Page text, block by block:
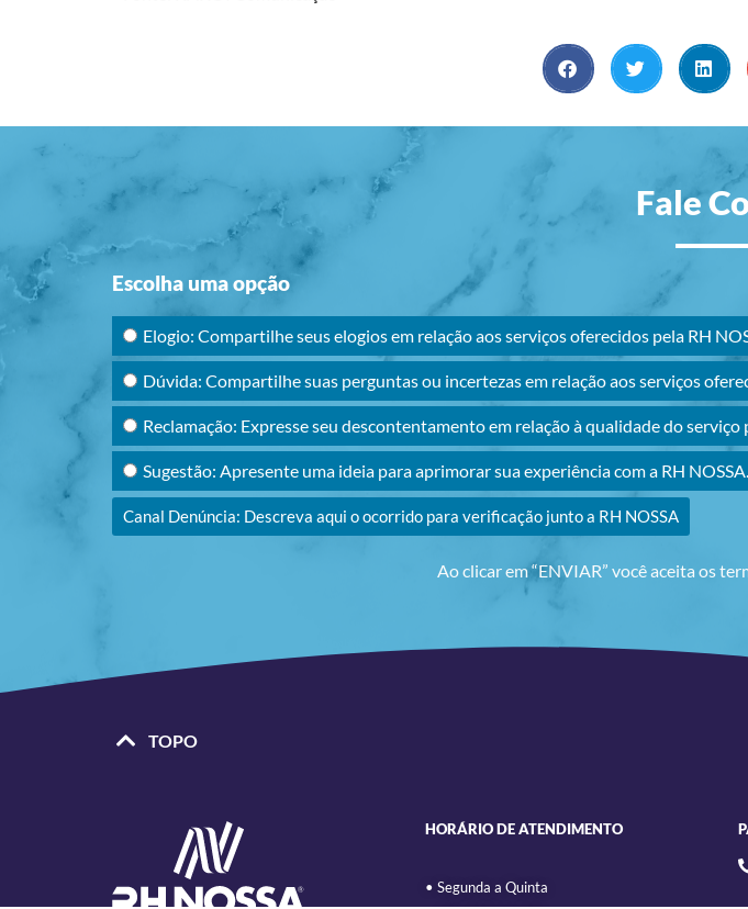
Fale
Escolha uma opção
Elogio: Compartilhe seus elogios em relação aos serviços oferecidos pela RH
Dúvida: Compartilhe suas perguntas ou incertezas em relação aos serviços
Reclamação: Expresse seu descontentamento em relação à qualidade do
Sugestão: Apresente uma ideia para aprimorar sua experiência com a RH NOSSA.
Canal Denúncia: Descreva aqui o ocorrido para verificação junto a RH NOSSA
Ao clicar em “ENVIAR” você aceita os
TOPO
HORÁRIO DE ATENDIMENTO
• Segunda a Quinta